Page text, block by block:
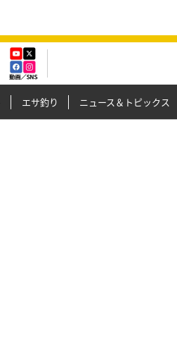
エサ釣り ニュース＆トピックス